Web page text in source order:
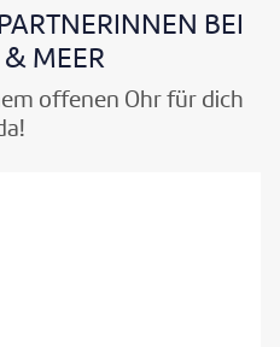
BEI
& MEER
offenen Ohr für dich